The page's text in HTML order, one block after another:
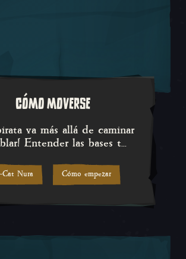
CÓMO MOVERSE
va más allá de caminar
Entender las bases t...
¡Ser pirata va más allá de
Cat Nura Cómo empezar